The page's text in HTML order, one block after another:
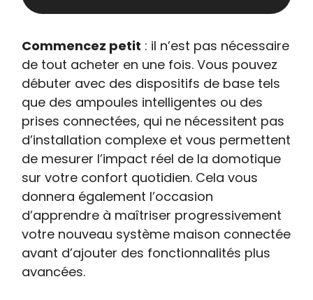
Commencez petit : il n’est pas nécessaire
de tout acheter en une fois. Vous pouvez
débuter avec des dispositifs de base tels
que des ampoules intelligentes ou des
prises connectées, qui ne nécessitent pas
d’installation complexe et vous permettent
de mesurer l’impact réel de la domotique
sur votre confort quotidien. Cela vous
donnera également l’occasion
d’apprendre à maîtriser progressivement
votre nouveau système maison connectée
avant d’ajouter des fonctionnalités plus
avancées.